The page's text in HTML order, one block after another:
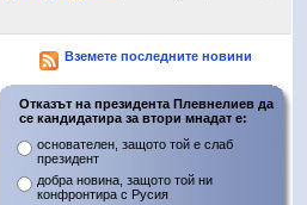
Вземете последните новини
Отказът на президента Плевнелиев да
се кандидатира за втори мнадат е:
основателен, защото той е слаб
президент
добра новина, защото той ни
конфронтира с Русия